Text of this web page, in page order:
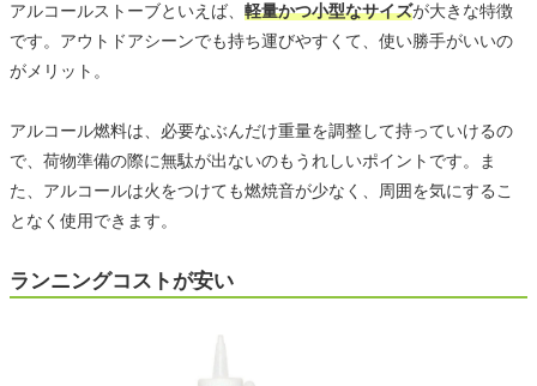
アルコールストーブといえば、 軽量かつ小型なサイズが大きな特徴
です。アウトドアシーンでも持ち運びやすくて、使い勝手がいいの
がメリット。
アルコール燃料は、必要なぶんだけ重量を調整して持っていけるの
で、荷物準備の際に無駄が出ないのもうれしいポイントです。ま
た、アルコールは火をつけても燃焼音が少なく、周囲を気にするこ
となく使用できます。
ランニングコストが安い